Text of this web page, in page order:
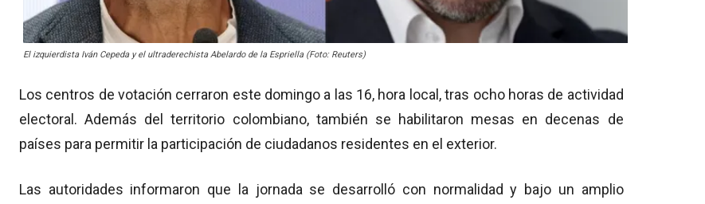
El izquierdista Iván Cepeda y el ultraderechista Abelardo de la Espriella (Foto: Reuters)
Los centros de votación cerraron este domingo a las 16, hora local, tras ocho horas de actividad
electoral. Además del territorio colombiano, también se habilitaron mesas en decenas de
países para permitir la participación de ciudadanos residentes en el exterior.
Las autoridades informaron que la jornada se desarrolló con normalidad y bajo un amplio